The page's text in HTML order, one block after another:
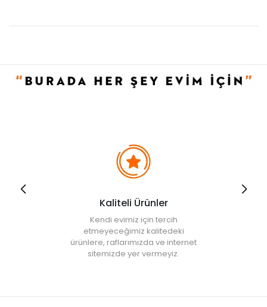
Kaliteli Ürünler
Kendi evimiz için tercih
etmeyeceğimiz kalitedeki
ürünlere, raflarımızda ve internet
sitemizde yer vermeyiz.